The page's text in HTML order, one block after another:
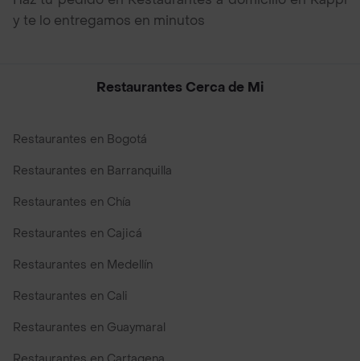
y te lo entregamos en minutos
Restaurantes Cerca de Mi
Restaurantes en Bogotá
Restaurantes en Barranquilla
Restaurantes en Chía
Restaurantes en Cajicá
Restaurantes en Medellín
Restaurantes en Cali
Restaurantes en Guaymaral